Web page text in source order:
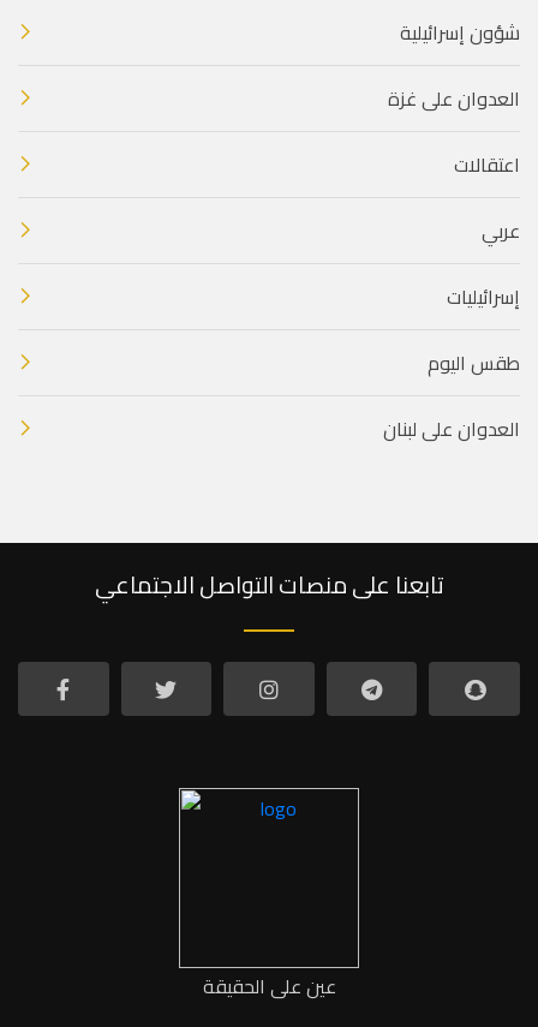
شؤون إسرائيلية
العدوان على غزة
اعتقالات
عربي
إسرائيليات
طقس اليوم
العدوان على لبنان
تابعنا على منصات التواصل الاجتماعي
عين على الحقيقة